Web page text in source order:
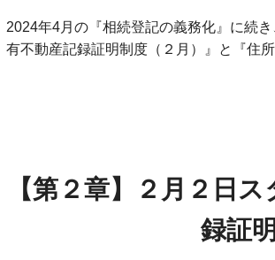
2024年4月の『相続登記の義務化』に続
有不動産記録証明制度（２月）』と『住
【第２章】２月２日
録証